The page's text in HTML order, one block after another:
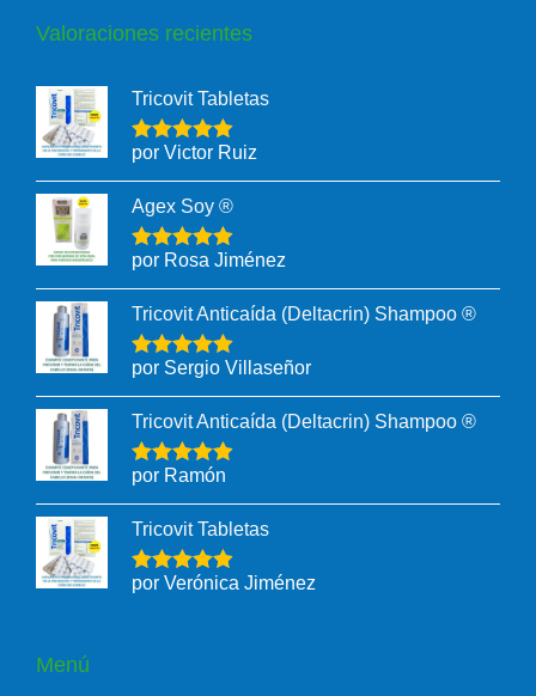
Valoraciones recientes
Tricovit Tabletas
por Victor Ruiz
Agex Soy ®
por Rosa Jiménez
Tricovit Anticaída (Deltacrin) Shampoo ®
por Sergio Villaseñor
Tricovit Anticaída (Deltacrin) Shampoo ®
por Ramón
Tricovit Tabletas
por Verónica Jiménez
Menú